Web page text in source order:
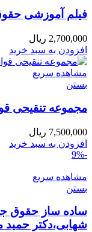
فیلم آموزشی
2,700,000 ریال
افزودن به سبد خرید
مشاهده سریع
بستن
مجموعه تنقیحی
7,500,000 ریال
افزودن به سبد خرید
-9%
مشاهده سریع
بستن
ساده ساز حقوق
شهابی،دکتر